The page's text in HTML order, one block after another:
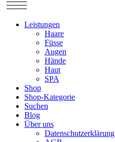
Leistungen
Haare
Füsse
Augen
Hände
Haut
SPA
Shop
Shop-Kategorie
Suchen
Blog
Über uns
Datenschutzerklärung